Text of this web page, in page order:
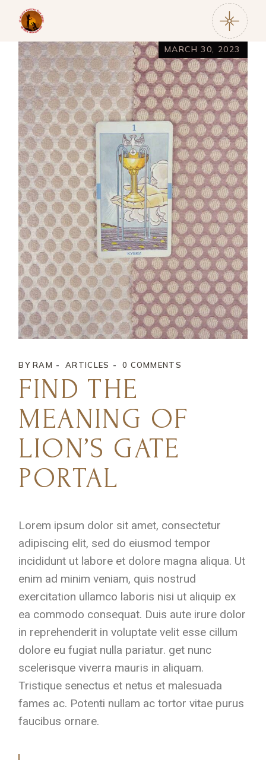
MARCH 30, 2023
BY RAM ARTICLES 0 COMMENTS
FIND THE
MEANING OF
LION’S GATE
PORTAL
Lorem ipsum dolor sit amet, consectetur
adipiscing elit, sed do eiusmod tempor
incididunt ut labore et dolore magna aliqua. Ut
enim ad minim veniam, quis nostrud
exercitation ullamco laboris nisi ut aliquip ex
ea commodo consequat. Duis aute irure dolor
in reprehenderit in voluptate velit esse cillum
dolore eu fugiat nulla pariatur. get nunc
scelerisque viverra mauris in aliquam.
Tristique senectus et netus et malesuada
fames ac. Potenti nullam ac tortor vitae purus
faucibus ornare.